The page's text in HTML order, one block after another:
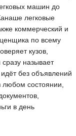
машин до
легковые
коммерческий и
по всему
кузов,
называет
без объявлений
состоянии,
в день